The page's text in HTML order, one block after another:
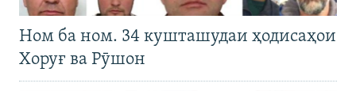
Ном ба ном. 34 кушташудаи ҳодисаҳои
Хоруғ ва Рӯшон